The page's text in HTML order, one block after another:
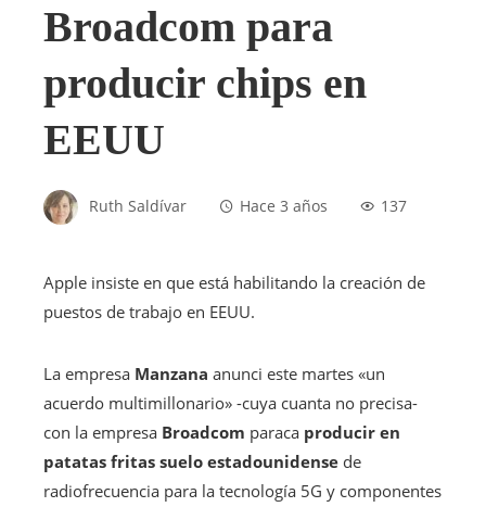
Broadcom para
producir chips en
EEUU
Ruth Saldívar Hace 3 años 137
Apple insiste en que está habilitando la creación de
puestos de trabajo en EEUU.
La empresa Manzana anunci este martes «un
acuerdo multimillonario» -cuya cuanta no precisa-
con la empresa Broadcom paraca producir en
patatas fritas suelo estadounidense de
radiofrecuencia para la tecnología 5G y componentes